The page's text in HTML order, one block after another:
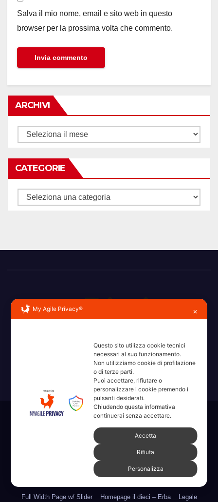
Salva il mio nome, email e sito web in questo
browser per la prossima volta che commento.
ARCHIVI
Archivi
CATEGORIE
Categorie
ricorda la domanda.
Sviluppato con orgoglio da WordPress |Tema: News Way di
Themeansar
Amministrative 2022 sdc Categorie Chi Siamo
Erba 2022 Fare, Vedere, Sentire
Full Width Page w/ Slider Homepage il dieci – Erba Legale
My Agile Privacy® ✕
Questo sito utilizza cookie tecnici
necessari al suo funzionamento.
Non utilizziamo cookie di profilazione
o di terze parti.
Puoi accettare, rifiutare o
personalizzare i cookie premendo i
pulsanti desiderati.
Chiudendo questa informativa
continuerai senza accettare.
Accetta
Rifiuta
Personalizza